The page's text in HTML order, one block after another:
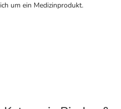
um ein Medizinprodukt.